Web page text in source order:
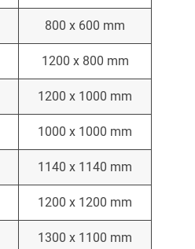
800 x 600 mm
1200 x 800 mm
1200 x 1000 mm
1000 x 1000 mm
1140 x 1140 mm
1200 x 1200 mm
1300 x 1100 mm